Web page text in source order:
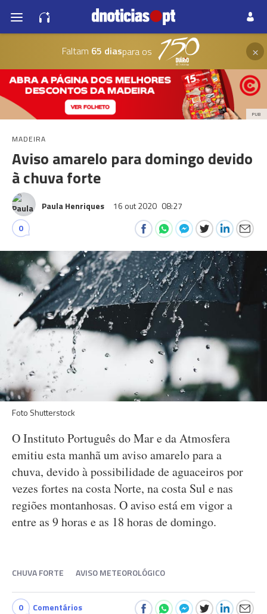
Faltam 65 diaspara os ×
PUB
MADEIRA
Aviso amarelo para domingo devido
à chuva forte
Paula Henriques 16 out 2020 08:27
0
Foto Shutterstock
O Instituto Português do Mar e da Atmosfera
emitiu esta manhã um aviso amarelo para a
chuva, devido à possibilidade de aguaceiros por
vezes fortes na costa Norte, na costa Sul e nas
regiões montanhosas. O aviso está em vigor a
entre as 9 horas e as 18 horas de domingo.
CHUVA FORTE AVISO METEOROLÓGICO
0 Comentários